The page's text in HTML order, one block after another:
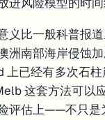
义比一般科普报道
洲南部海岸侵蚀
上已经有多次石
这套方法可以
评估上——不只是